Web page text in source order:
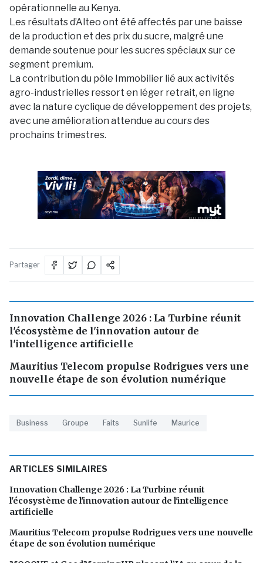
opérationnelle au Kenya.
Les résultats d’Alteo ont été affectés par une baisse
de la production et des prix du sucre, malgré une
demande soutenue pour les sucres spéciaux sur ce
segment premium.
La contribution du pôle Immobilier lié aux activités
agro-industrielles ressort en léger retrait, en ligne
avec la nature cyclique de développement des projets,
avec une amélioration attendue au cours des
prochains trimestres.
PUBLICITÉ
Partager
Innovation Challenge 2026 : La Turbine réunit
l'écosystème de l'innovation autour de
l'intelligence artificielle
Mauritius Telecom propulse Rodrigues vers une
nouvelle étape de son évolution numérique
Business Groupe Faits Sunlife Maurice
ARTICLES SIMILAIRES
Innovation Challenge 2026 : La Turbine réunit
l'écosystème de l'innovation autour de l'intelligence
artificielle
Mauritius Telecom propulse Rodrigues vers une nouvelle
étape de son évolution numérique